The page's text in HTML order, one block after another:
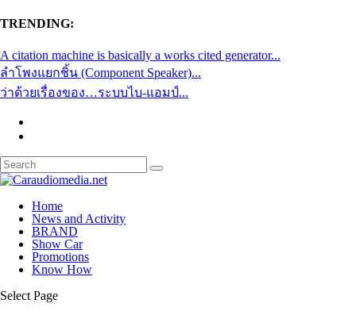
TRENDING:
A citation machine is basically a works cited generator...
ลำโพงแยกชิ้น (Component Speaker)...
ว่าด้วยเรื่องของ…ระบบไบ-แอมป์...
Home
News and Activity
BRAND
Show Car
Promotions
Know How
Select Page